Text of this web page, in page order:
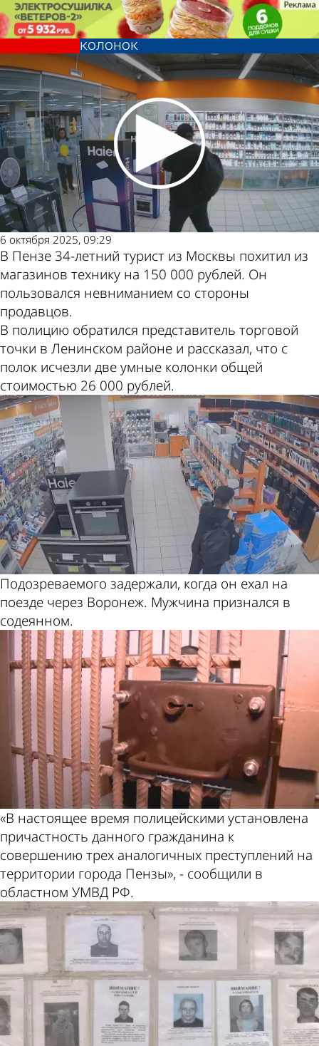
Пензенские полицейские
задержали похитителя умных
колонок
Криминал
6 октября 2025, 09:29
В Пензе 34-летний турист из Москвы похитил из
магазинов технику на 150 000 рублей. Он
пользовался невниманием со стороны
продавцов.
В полицию обратился представитель торговой
точки в Ленинском районе и рассказал, что с
полок исчезли две умные колонки общей
стоимостью 26 000 рублей.
Подозреваемого задержали, когда он ехал на
поезде через Воронеж. Мужчина признался в
содеянном.
«В настоящее время полицейскими установлена
причастность данного гражданина к
совершению трех аналогичных преступлений на
территории города Пензы», - сообщили в
областном УМВД РФ.
Пензенские полицейские
задержали похитителя умных
колонок
Другие
новости по
теме
Погода и
курсы валют
в Пензе